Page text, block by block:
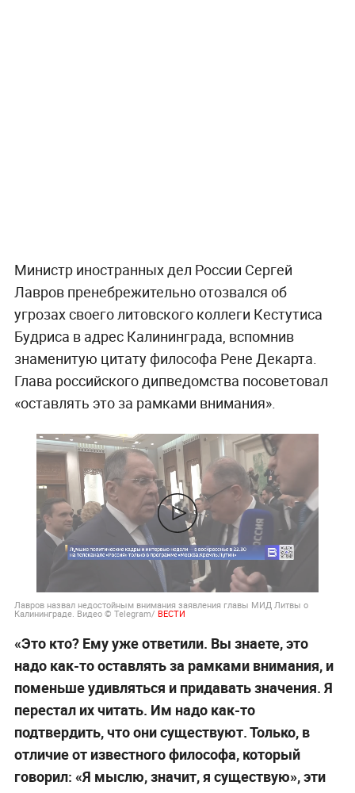
Министр иностранных дел России Сергей
Лавров пренебрежительно отозвался об
угрозах своего литовского коллеги Кестутиса
Будриса в адрес Калининграда, вспомнив
знаменитую цитату философа Рене Декарта.
Глава российского дипведомства посоветовал
«оставлять это за рамками внимания».
Лавров назвал недостойным внимания заявления главы МИД Литвы о
Калининграде. Видео © Telegram/ ВЕСТИ
«Это кто? Ему уже ответили. Вы знаете, это
надо как-то оставлять за рамками внимания, и
поменьше удивляться и придавать значения. Я
перестал их читать. Им надо как-то
подтвердить, что они существуют. Только, в
отличие от известного философа, который
говорил: «Я мыслю, значит, я существую», эти